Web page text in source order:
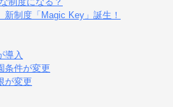
制度「Magic Key」誕生！
導入
条件が変更
が変更